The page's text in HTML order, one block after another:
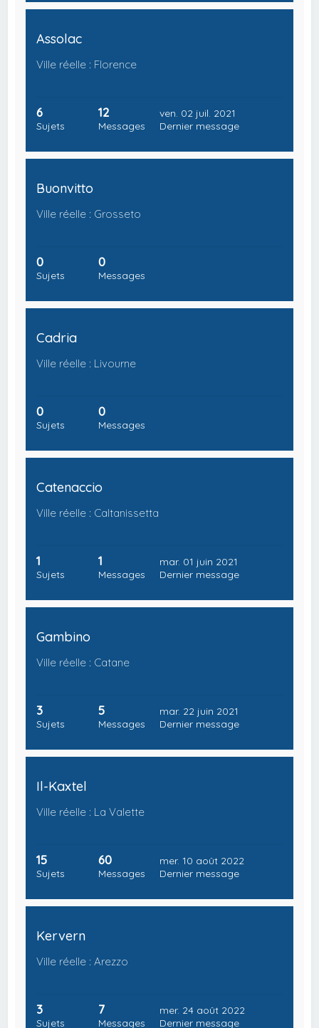
Assolac
Ville réelle : Florence
6
Sujets
12
Messages
ven. 02 juil. 2021
Dernier message
Buonvitto
Ville réelle : Grosseto
0
Sujets
0
Messages
Cadria
Ville réelle : Livourne
0
Sujets
0
Messages
Catenaccio
Ville réelle : Caltanissetta
1
Sujets
1
Messages
mar. 01 juin 2021
Dernier message
Gambino
Ville réelle : Catane
3
Sujets
5
Messages
mar. 22 juin 2021
Dernier message
Il-Kaxtel
Ville réelle : La Valette
15
Sujets
60
Messages
mer. 10 août 2022
Dernier message
Kervern
Ville réelle : Arezzo
3
Sujets
7
Messages
mer. 24 août 2022
Dernier message